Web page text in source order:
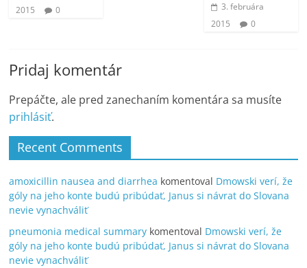
2015
0
3. februára
2015
0
Pridaj komentár
Prepáčte, ale pred zanechaním komentára sa musíte
prihlásiť.
Recent Comments
amoxicillin nausea and diarrhea komentoval Dmowski verí, že
góly na jeho konte budú pribúdať, Janus si návrat do Slovana
nevie vynachváliť
pneumonia medical summary komentoval Dmowski verí, že
góly na jeho konte budú pribúdať, Janus si návrat do Slovana
nevie vynachváliť